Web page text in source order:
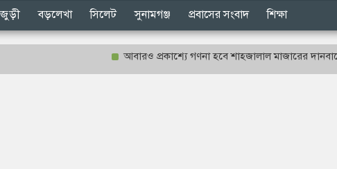
জুড়ী বড়লেখা সিলেট সুনামগঞ্জ প্রবাসের সংবাদ শিক্ষা
আবারও প্রকাশ্যে গণনা হবে শাহজালাল মাজারের দানবাক্সের টাকা